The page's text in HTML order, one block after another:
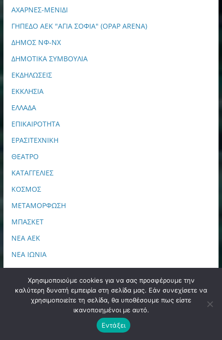
ΑΧΑΡΝΕΣ-ΜΕΝΙΔΙ
ΓΗΠΕΔΟ ΑΕΚ "ΑΓΙΑ ΣΟΦΙΑ" (OPAP ARENA)
ΔΗΜΟΣ ΝΦ-ΝΧ
ΔΗΜΟΤΙΚΑ ΣΥΜΒΟΥΛΙΑ
ΕΚΔΗΛΩΣΕΙΣ
ΕΚΚΛΗΣΙΑ
ΕΛΛΑΔΑ
ΕΠΙΚΑΙΡΟΤΗΤΑ
ΕΡΑΣΙΤΕΧΝΙΚΗ
ΘΕΑΤΡΟ
ΚΑΤΑΓΓΕΛΙΕΣ
ΚΟΣΜΟΣ
ΜΕΤΑΜΟΡΦΩΣΗ
ΜΠΑΣΚΕΤ
ΝΕΑ ΑΕΚ
ΝΕΑ ΙΩΝΙΑ
ΝΕΑ ΙΩΝΙΑ – ΗΡΑΚΛΕΙΟ
ΝΕΑ ΤΟΥ ΔΗΜΟΥ
ΝΕΟ ΗΡΑΚΛΕΙΟ
Χρησιμοποιούμε cookies για να σας προσφέρουμε την
καλύτερη δυνατή εμπειρία στη σελίδα μας. Εάν συνεχίσετε να
χρησιμοποιείτε τη σελίδα, θα υποθέσουμε πως είστε
ικανοποιημένοι με αυτό.
Εντάξει